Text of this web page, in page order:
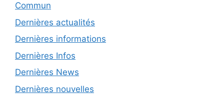
Commun
Dernières actualités
Dernières informations
Dernières Infos
Dernières News
Dernières nouvelles